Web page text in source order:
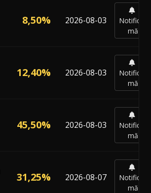
8,50% 2026-08-03
Notifică-
mă
12,40% 2026-08-03
Notifică-
mă
45,50% 2026-08-03
Notifică-
mă
31,25% 2026-08-07
Notifică-
mă